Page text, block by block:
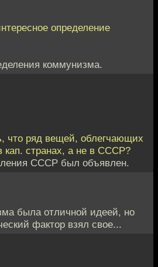
определение
коммунизма.
что ряд вещей, облегчающих
кап. странах, а не в СССР?
СССР был объявлен.
была отличной идеей, но
фактор взял свое...